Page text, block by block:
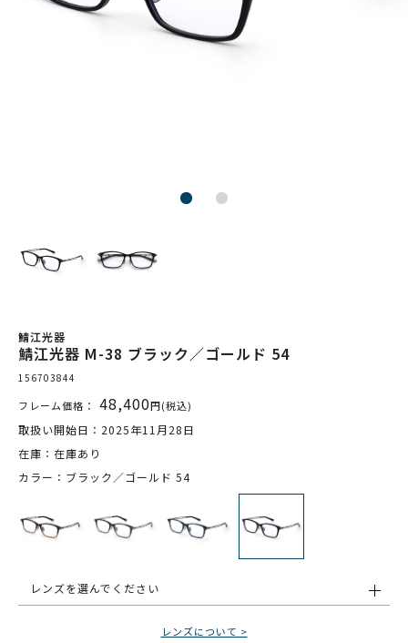
鯖江光器
鯖江光器 M-38 ブラック／ゴールド 54
156703844
フレーム価格： 48,400円(税込)
取扱い開始日：2025年11月28日
在庫：在庫あり
カラー：ブラック／ゴールド 54
レンズを選んでください
レンズについて >